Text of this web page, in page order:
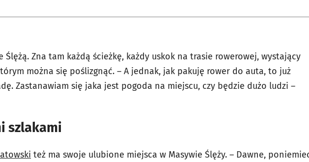
Ślężą. Zna tam każdą ścieżkę, każdy uskok na trasie rowerowej, wystający
można się poślizgnąć. – A jednak, jak pakuję rower do auta, to już
Zastanawiam się jaka jest pogoda na miejscu, czy będzie dużo ludzi –
szlakami
też ma swoje ulubione miejsca w Masywie Ślęży. – Dawne,